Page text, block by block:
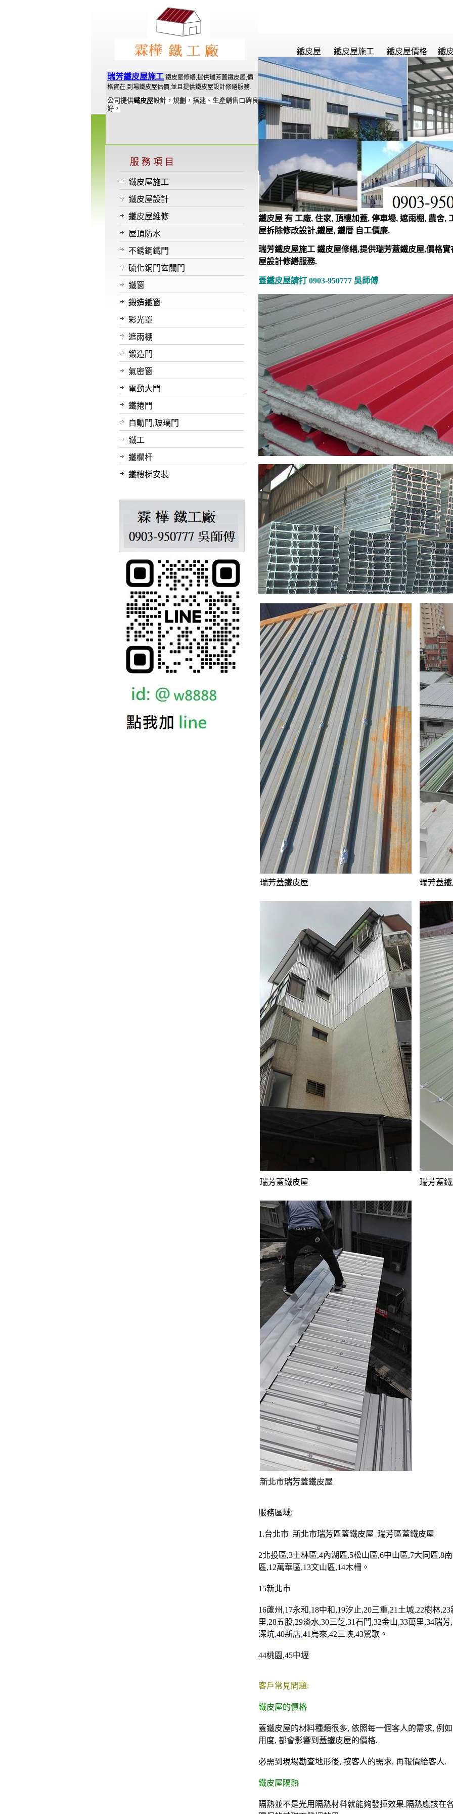
鐵皮屋 鐵皮屋施工 鐵皮屋價格 鐵
瑞芳鐵皮屋施工 鐵皮屋修繕,提供瑞芳蓋鐵皮屋,價
格實在,到場鐵皮屋估價,並且提供鐵皮屋設計修繕服務.
公司提供鐵皮屋設計，規劃，搭建、生產銷售口碑良
好，
服 務 項 目
鐵皮屋施工
鐵皮屋設計
鐵皮屋維修
屋頂防水
不銹鋼鐵門
硫化銅門玄關門
鐵窗
鍛造鐵窗
彩光罩
遮雨棚
鍛造門
氣密窗
電動大門
鐵捲門
自動門,玻璃門
鐵工
鐵欄杆
鐵樓梯安裝
鐵皮屋 有 工廠, 住家, 頂樓加蓋, 停車場, 遮雨棚, 農舍,
屋拆除修改設計,鐵屋, 鐵厝 自工價廉.
瑞芳鐵皮屋施工 鐵皮屋修繕,提供瑞芳蓋鐵皮屋,價格
屋設計修繕服務.
蓋鐵皮屋請打 0903-950777 吳師傅
瑞芳蓋鐵皮屋 瑞芳蓋
瑞芳蓋鐵皮屋 瑞芳蓋
新北市瑞芳蓋鐵皮屋
服務區域:
1.台北市 新北市瑞芳區蓋鐵皮屋 瑞芳區蓋鐵皮屋
2北投區,3士林區,4內湖區,5松山區,6中山區,7大同區,8
區,12萬華區,13文山區,14木柵 。
15新北市
16蘆州 ,17永和,18中和,19汐止,20三重,21 土城,22樹林,23
里,28五股,29淡水,30三芝,31石門,32金山,33萬里,34瑞芳
深坑,40新店,41 烏來,42三峽,43鶯歌 。
44桃園 ,45中壢
客戶常見問題:
鐵皮屋的價格
蓋鐵皮屋的材料種類很多, 依照每一個客人的需求, 例
用度, 都會影響到蓋鐵皮屋的價格.
必需到現場勘查地形後, 按客人的需求, 再報價給客人.
鐵皮屋隔熱
隔熱並不是光用隔熱材料就能夠發揮效果.隔熱應該在